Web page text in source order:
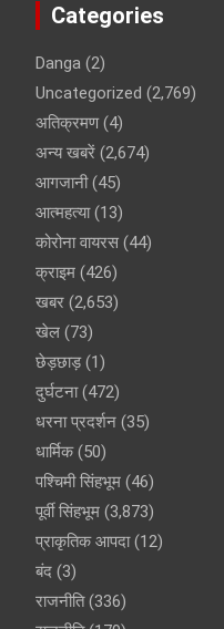
Categories
Danga (2)
Uncategorized (2,769)
अतिक्रमण(4)
अन्य खबरें (2,674)
आगजानी(45)
आत्महत्या(13)
कोरोना वायरस (44)
क्राइम (426)
खबर (2,653)
खेल (73)
छेड़छाड़(1)
दुर्घटना(472)
धरना प्रदर्शन (35)
धार्मिक(50)
पश्चिमी सिंहभूम (46)
पूर्वी सिंहभूम (3,873)
प्राकृतिक आपदा(12)
बंद (3)
राजनीति(336)